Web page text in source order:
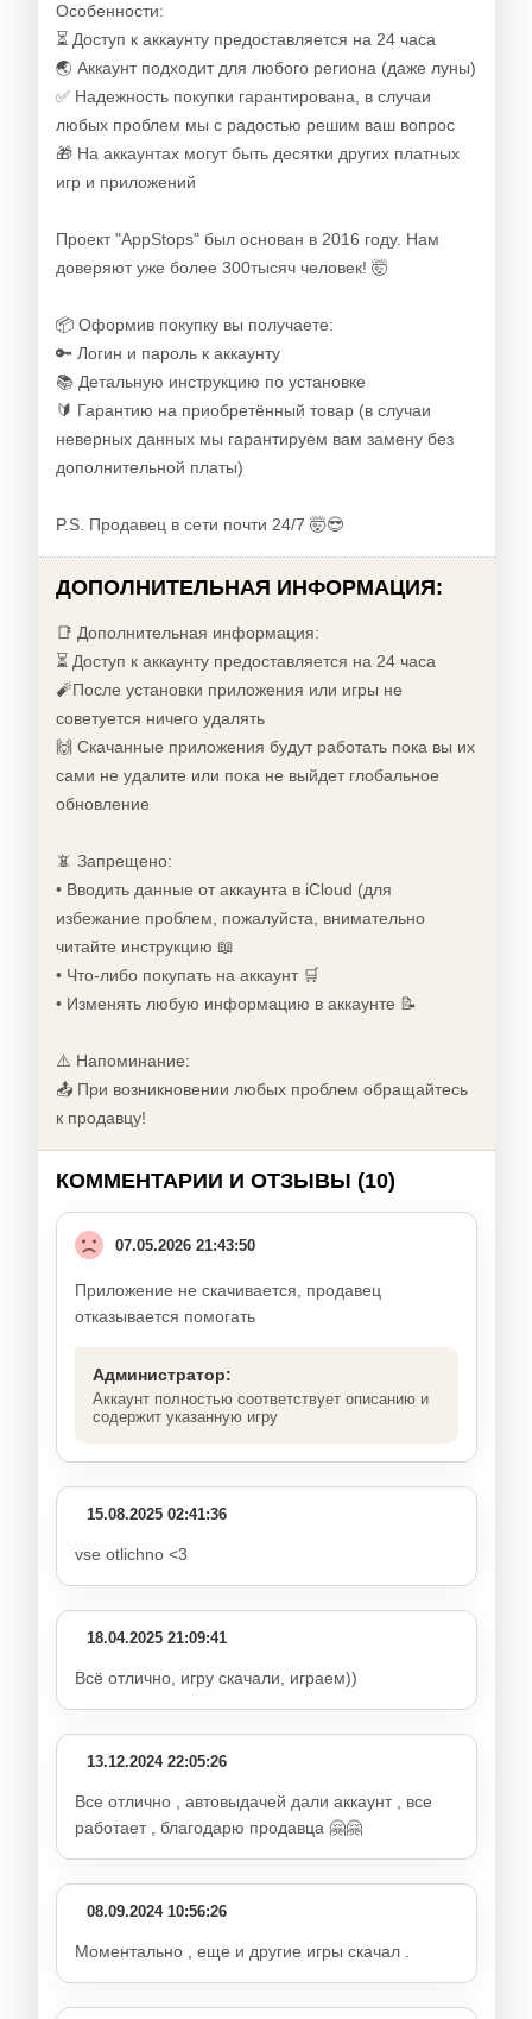
Особенности:
⏳ Доступ к аккаунту предоставляется на 24 часа
🌏 Аккаунт подходит для любого региона (даже луны)
✅ Надежность покупки гарантирована, в случаи
любых проблем мы с радостью решим ваш вопрос
🎁 На аккаунтах могут быть десятки других платных
игр и приложений
Проект "AppStops" был основан в 2016 году. Нам
доверяют уже более 300тысяч человек! 🤯
📦 Оформив покупку вы получаете:
🔑 Логин и пароль к аккаунту
📚 Детальную инструкцию по установке
🔰 Гарантию на приобретённый товар (в случаи
неверных данных мы гарантируем вам замену без
дополнительной платы)
P.S. Продавец в сети почти 24/7 🤯😎
ДОПОЛНИТЕЛЬНАЯ ИНФОРМАЦИЯ:
📑 Дополнительная информация:
⏳ Доступ к аккаунту предоставляется на 24 часа
🧨После установки приложения или игры не
советуется ничего удалять
🙌 Скачанные приложения будут работать пока вы их
сами не удалите или пока не выйдет глобальное
обновление
📵 Запрещено:
• Вводить данные от аккаунта в iCloud (для
избежание проблем, пожалуйста, внимательно
читайте инструкцию 📖
• Что-либо покупать на аккаунт 🛒
• Изменять любую информацию в аккаунте 📝
⚠️ Напоминание:
📤 При возникновении любых проблем обращайтесь
к продавцу!
КОММЕНТАРИИ И ОТЗЫВЫ (10)
07.05.2026 21:43:50
Приложение не скачивается, продавец
отказывается помогать
Администратор:
Аккаунт полностью соответствует описанию и
содержит указанную игру
15.08.2025 02:41:36
vse otlichno <3
18.04.2025 21:09:41
Всё отлично, игру скачали, играем))
13.12.2024 22:05:26
Все отлично , автовыдачей дали аккаунт , все
работает , благодарю продавца 🤗🤗
08.09.2024 10:56:26
Моментально , еще и другие игры скачал .